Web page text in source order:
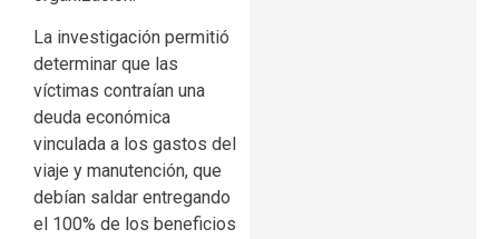
La investigación permitió
determinar que las
víctimas contraían una
deuda económica
vinculada a los gastos del
viaje y manutención, que
debían saldar entregando
el 100% de los beneficios